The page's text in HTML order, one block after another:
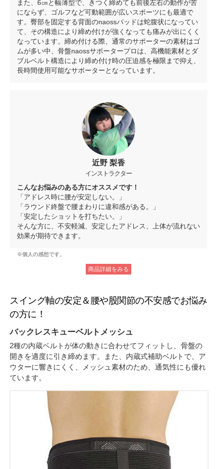
また、6㎝と幅薄型で、きつく締めても前後左右の動作が苦
にならず、ゴルフなど可動範囲が広いスポーツにも最適で
す。臀部を固定する背面のnaossパッドは蛇腹状になってい
て、その構造により締め付けが強くなっても痛みが出にくく
なっています。締め付ける際、通常のサポーターの素材はゴ
ムが多い中、骨盤naossサポータープロは、高機能素材とダ
ブルベルト構造により締め付け時の圧迫感を極限まで抑え、
長時間使用可能なサポーターとなっています。
近野 梨香
インストラクター
こんなお悩みのある方にオススメです！
「アドレス時に腰が安定しない。」
「ラウンド終盤で腰まわりに違和感がある。」
「安定したショットを打ちたい。」
そんな方に、不安軽減、安定したアドレス、上体が流れない
効果が期待できます。
※個人の感想です。
商品詳細をみる
スイング軸の安定＆腰や股関節の不安感でお悩み
の方に！
バックレスキューベルトメッシュ
2種の内蔵ベルトが体の動きに合わせてフィットし、骨盤の
開きを適度に引き締めます。また、内蔵式補助ベルトで、ア
ウターに響きにくく、メッシュ素材のため、通気性にも優れ
ています。